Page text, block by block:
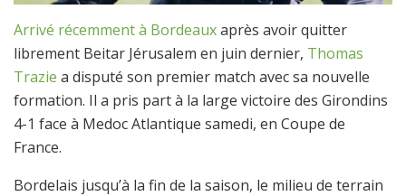
Arrivé récemment à Bordeauxaprès avoir quitter
librement Beitar Jérusalem en juin dernier, Thomas
Trazie a disputé son premier match avec sa nouvelle
formation. Il a pris part à la large victoire des Girondins
4-1 face à Medoc Atlantique samedi, en Coupe de
France.
Bordelais jusqu’à la fin de la saison, le milieu de terrain